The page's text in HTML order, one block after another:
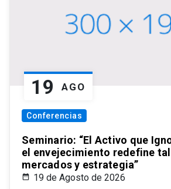
19 AGO
Conferencias
Seminario: “El Activo que
el envejecimiento redefine
mercados y estrategia”
19 de Agosto de 2026